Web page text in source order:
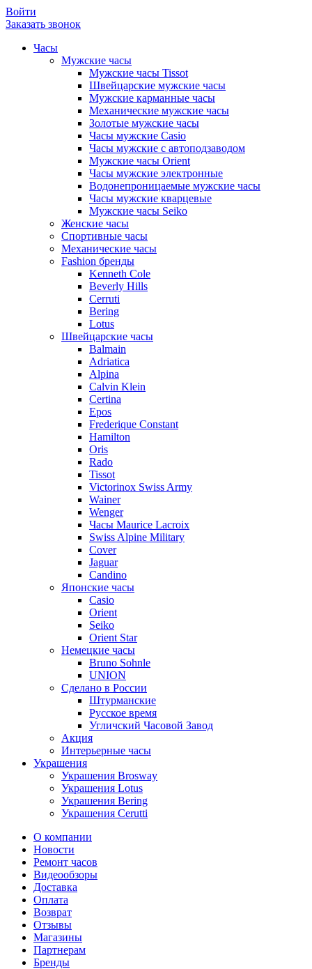
Войти
Заказать звонок
Часы
Мужские часы
Мужские часы Tissot
Швейцарские мужские часы
Мужские карманные часы
Механические мужские часы
Золотые мужские часы
Часы мужские Casio
Часы мужские с автоподзаводом
Мужские часы Orient
Часы мужские электронные
Водонепроницаемые мужские часы
Часы мужские кварцевые
Мужские часы Seiko
Женские часы
Спортивные часы
Механические часы
Fashion бренды
Kenneth Cole
Beverly Hills
Cerruti
Bering
Lotus
Швейцарские часы
Balmain
Adriatica
Alpina
Calvin Klein
Certina
Epos
Frederique Constant
Hamilton
Oris
Rado
Tissot
Victorinox Swiss Army
Wainer
Wenger
Часы Maurice Lacroix
Swiss Alpine Military
Cover
Jaguar
Candino
Японские часы
Casio
Orient
Seiko
Orient Star
Немецкие часы
Bruno Sohnle
UNION
Сделано в России
Штурманские
Русское время
Угличский Часовой Завод
Акция
Интерьерные часы
Украшения
Украшения Brosway
Украшения Lotus
Украшения Bering
Украшения Cerutti
О компании
Новости
Ремонт часов
Видеообзоры
Доставка
Оплата
Возврат
Отзывы
Магазины
Партнерам
Бренды